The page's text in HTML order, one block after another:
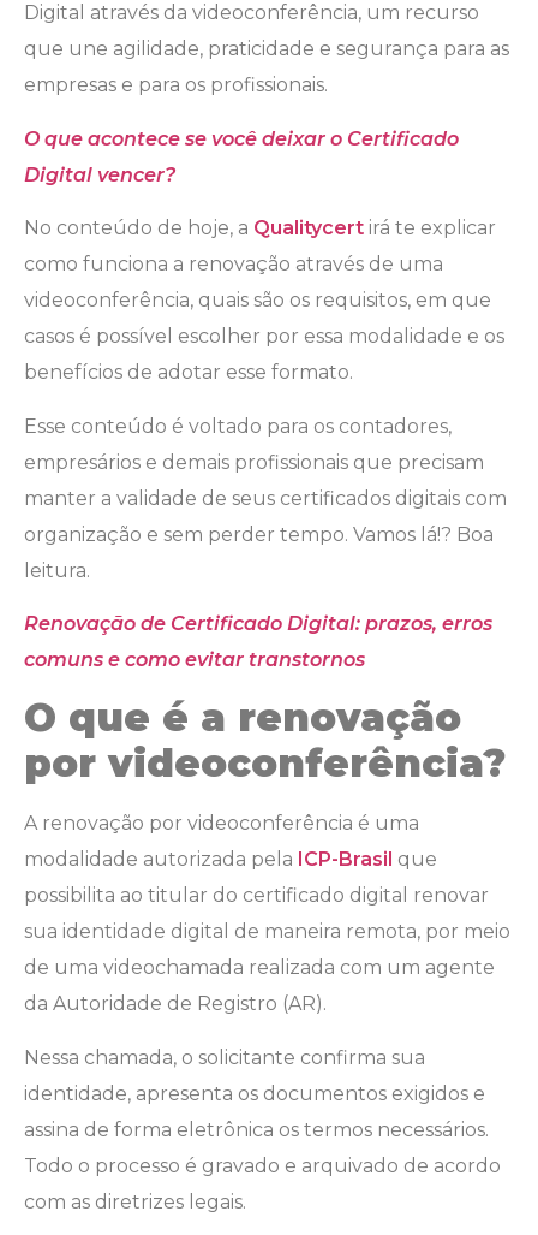
Digital através da videoconferência, um recurso
que une agilidade, praticidade e segurança para as
empresas e para os profissionais.
O que acontece se você deixar o Certificado
Digital vencer?
No conteúdo de hoje, a Qualitycert irá te explicar
como funciona a renovação através de uma
videoconferência, quais são os requisitos, em que
casos é possível escolher por essa modalidade e os
benefícios de adotar esse formato.
Esse conteúdo é voltado para os contadores,
empresários e demais profissionais que precisam
manter a validade de seus certificados digitais com
organização e sem perder tempo. Vamos lá!? Boa
leitura.
Renovação de Certificado Digital: prazos, erros
comuns e como evitar transtornos
O que é a renovação
por videoconferência?
A renovação por videoconferência é uma
modalidade autorizada pela ICP-Brasil que
possibilita ao titular do certificado digital renovar
sua identidade digital de maneira remota, por meio
de uma videochamada realizada com um agente
da Autoridade de Registro (AR).
Nessa chamada, o solicitante confirma sua
identidade, apresenta os documentos exigidos e
assina de forma eletrônica os termos necessários.
Todo o processo é gravado e arquivado de acordo
com as diretrizes legais.